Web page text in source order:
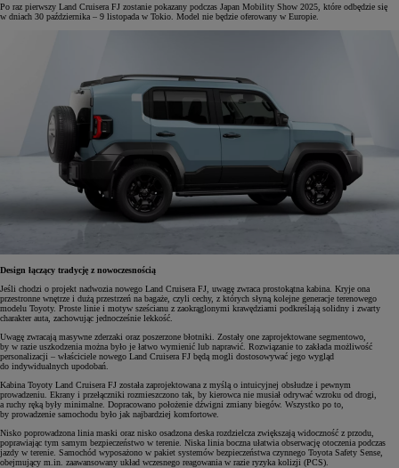
Po raz pierwszy Land Cruisera FJ zostanie pokazany podczas Japan Mobility Show 2025, które odbędzie się
w dniach 30 października – 9 listopada w Tokio. Model nie będzie oferowany w Europie.
Design łączący tradycję z nowoczesnością
Jeśli chodzi o projekt nadwozia nowego Land Cruisera FJ, uwagę zwraca prostokątna kabina. Kryje ona
przestronne wnętrze i dużą przestrzeń na bagaże, czyli cechy, z których słyną kolejne generacje terenowego
modelu Toyoty. Proste linie i motyw sześcianu z zaokrąglonymi krawędziami podkreślają solidny i zwarty
charakter auta, zachowując jednocześnie lekkość.
Uwagę zwracają masywne zderzaki oraz poszerzone błotniki. Zostały one zaprojektowane segmentowo,
by w razie uszkodzenia można było je łatwo wymienić lub naprawić. Rozwiązanie to zakłada możliwość
personalizacji – właściciele nowego Land Cruisera FJ będą mogli dostosowywać jego wygląd
do indywidualnych upodobań.
Kabina Toyoty Land Cruisera FJ została zaprojektowana z myślą o intuicyjnej obsłudze i pewnym
prowadzeniu. Ekrany i przełączniki rozmieszczono tak, by kierowca nie musiał odrywać wzroku od drogi,
a ruchy ręką były minimalne. Dopracowano położenie dźwigni zmiany biegów. Wszystko po to,
by prowadzenie samochodu było jak najbardziej komfortowe.
Nisko poprowadzona linia maski oraz nisko osadzona deska rozdzielcza zwiększają widoczność z przodu,
poprawiając tym samym bezpieczeństwo w terenie. Niska linia boczna ułatwia obserwację otoczenia podczas
jazdy w terenie. Samochód wyposażono w pakiet systemów bezpieczeństwa czynnego Toyota Safety Sense,
obejmujący m.in. zaawansowany układ wczesnego reagowania w razie ryzyka kolizji (PCS).